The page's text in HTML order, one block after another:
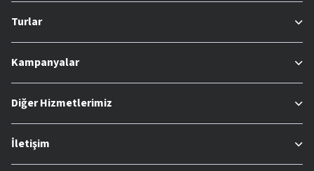
Turlar
Kampanyalar
Diğer Hizmetlerimiz
İletişim